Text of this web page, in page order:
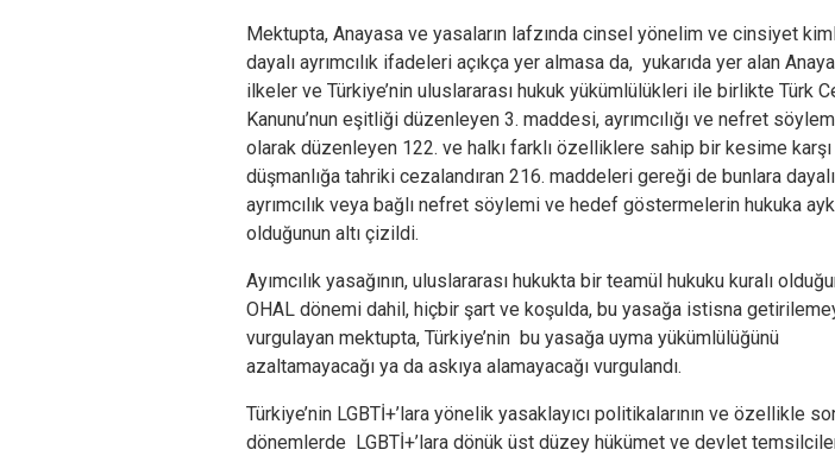
Mektupta, Anayasa ve yasaların lafzında cinsel yönelim ve cinsiyet
dayalı ayrımcılık ifadeleri açıkça yer almasa da, yukarıda yer alan
ilkeler ve Türkiye’nin uluslararası hukuk yükümlülükleri ile birlikte Türk
Kanunu’nun eşitliği düzenleyen 3. maddesi, ayrımcılığı ve nefret
olarak düzenleyen 122. ve halkı farklı özelliklere sahip bir kesime
düşmanlığa tahriki cezalandıran 216. maddeleri gereği de bunlara dayalı
ayrımcılık veya bağlı nefret söylemi ve hedef göstermelerin hukuka
olduğunun altı çizildi.
Ayımcılık yasağının, uluslararası hukukta bir teamül hukuku kuralı
OHAL dönemi dahil, hiçbir şart ve koşulda, bu yasağa istisna
vurgulayan mektupta, Türkiye’nin bu yasağa uyma yükümlülüğünü
azaltamayacağı ya da askıya alamayacağı vurgulandı.
Türkiye’nin LGBTİ+’lara yönelik yasaklayıcı politikalarının ve özellikle
dönemlerde LGBTİ+’lara dönük üst düzey hükümet ve devlet